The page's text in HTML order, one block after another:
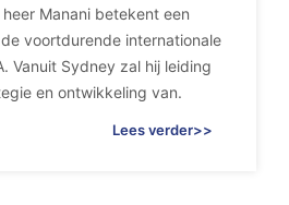
Manani betekent een
voortdurende internationale
Vanuit Sydney zal hij leiding
en ontwikkeling van.
Lees verder>>